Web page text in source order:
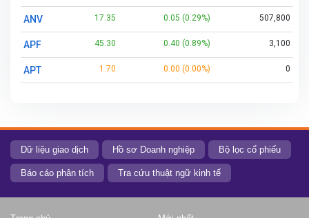
ANV 17.35 0.05 (0.29%) 507,800
APF 45.30 0.40 (0.89%) 3,100
APT 1.70 0.00 (0.00%) 0
AVF 0.40 0.00 (0.00%)
BAF 0.10 (0.32%)
BAL 7.50 0.00 (0.00%) 0
Dữ liệu giao dịch Hồ sơ Doanh nghiệp Bộ lọc cổ phiếu
Báo cáo phân tích Tra cứu thuật ngữ kinh tế